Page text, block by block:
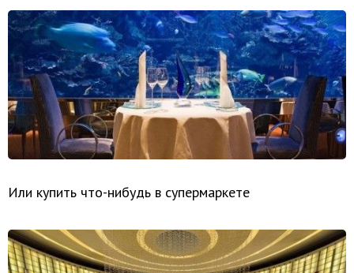
Или купить что-нибудь в супермаркете